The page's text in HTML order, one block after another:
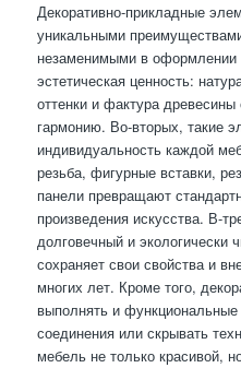
Декоративно-прикладные
уникальными
незаменимыми в
эстетическая ценность:
оттенки и фактура
гармонию. Во-вторых, такие
индивидуальность каждой
резьба, фигурные вставки,
панели превращают
произведения искусства. В-
долговечный и экологически
сохраняет свои свойства и
многих лет. Кроме того,
выполнять и
соединения или скрывать
мебель не только красивой,